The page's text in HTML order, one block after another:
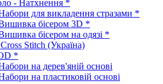
- Натхнення *
для викладення стразами *
бісером 3D *
бісером на одязі *
Stitch (Україна)
*
на дерев'яній основі
на пластиковій основі